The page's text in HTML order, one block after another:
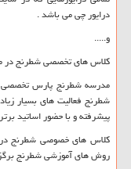
درایور چی می باشد .
و.....
کلاس های تخصصی شطرنج در
مدرسه شطرنج پارس
شطرنج فعالیت های بسیار
پیشرفته و با حضور اساتید
کلاس های خصوصی شطرنج در
روش های آموزشی شطرنج